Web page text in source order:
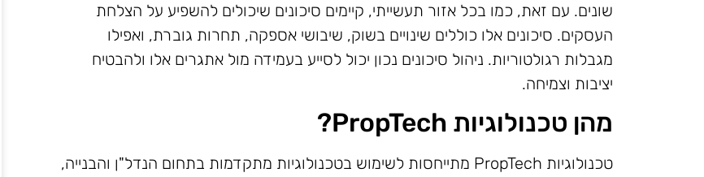
שונים. עם זאת, כמו בכל אזור תעשייתי, קיימים סיכונים שיכולים להשפיע על הצלחת
העסקים. סיכונים אלו כוללים שינויים בשוק, שיבושי אספקה, תחרות גוברת, ואפילו
מגבלות רגולטוריות. ניהול סיכונים נכון יכול לסייע בעמידה מול אתגרים אלו ולהבטיח
יציבות וצמיחה.
מהן טכנולוגיות PropTech?
טכנולוגיות PropTech מתייחסות לשימוש בטכנולוגיות מתקדמות בתחום הנדל"ן והבנייה,